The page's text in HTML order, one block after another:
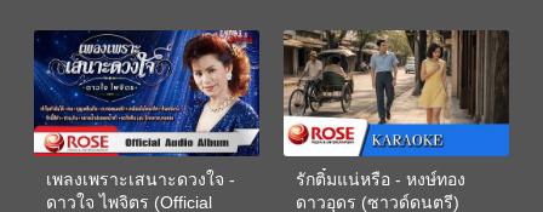
เพลงเพราะเสนาะดวงใจ -
ดาวใจ ไพจิตร (Official
รักติ๋มแน่หรือ - หงษ์ทอง
ดาวอุดร (ซาวด์ดนตรี)